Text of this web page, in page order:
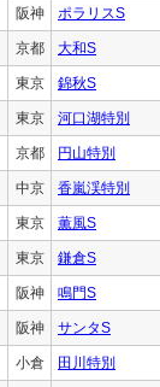
阪神 ポラリスS
京都 大和S
東京 錦秋S
東京 河口湖特別
京都 円山特別
中京 香嵐渓特別
東京 薫風S
東京 鎌倉S
阪神 鳴門S
阪神 サンタS
小倉 田川特別